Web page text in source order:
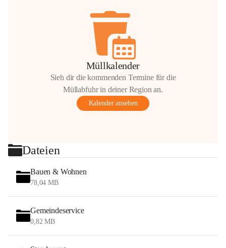
Müllkalender
Sieh dir die kommenden Termine für die
Müllabfuhr in deiner Region an.
Kalender ansehen
Dateien
Bauen & Wohnen
78,04 MB
Gemeindeservice
0,82 MB